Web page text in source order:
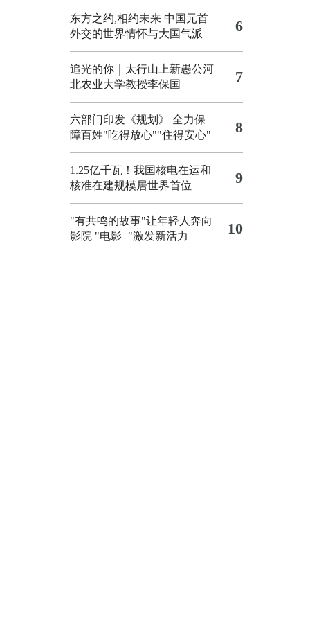
东方之约,相约未来 中国元首
外交的世界情怀与大国气派
6
追光的你｜太行山上新愚公河
北农业大学教授李保国
7
六部门印发《规划》 全力保
障百姓"吃得放心""住得安心"
8
1.25亿千瓦！我国核电在运和
核准在建规模居世界首位
9
"有共鸣的故事"让年轻人奔向
影院 "电影+"激发新活力 10